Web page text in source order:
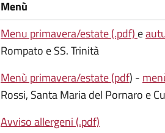
Menù
Menu primavera/estate (.pdf) e
Rompato e SS. Trinità
Menù primavera/estate (pdf) -
Rossi, Santa Maria del Pornaro e
Avviso allergeni (.pdf)